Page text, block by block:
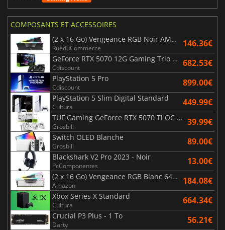
COMPOSANTS ET ACCESSOIRES
(2 x 16 Go) Vengeance RGB Noir AMD Expo 6000 MHz - CAS 30
RueduCommerce 146.36€
GeForce RTX 5070 12G Gaming Trio OC Black
Cdiscount 682.53€
PlayStation 5 Pro
Cdiscount 899.00€
PlayStation 5 Slim Digital Standard
Cultura 449.99€
TUF Gaming GeForce RTX 5070 Ti OC White Edition 16GB
Grosbill 39.99€
Switch OLED Blanche
Grosbill 89.00€
Blackshark V2 Pro 2023 - Noir
PcComponentes 13.00€
(2 x 16 Go) Vengeance RGB Blanc 6400 MHz - CAS 32
Amazon 184.08€
Xbox Series X Standard
Cultura 664.34€
Crucial P3 Plus - 1 To
Darty 56.21€